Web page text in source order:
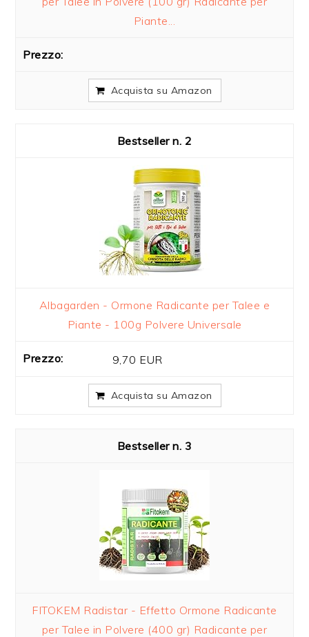
Piante...
Acquista su Amazon
2
Albagarden - Ormone Radicante per Talee e
Piante - 100g Polvere Universale
9,70 EUR
Acquista su Amazon
3
FITOKEM Radistar - Effetto Ormone Radicante
per Talee in Polvere (400 gr) Radicante per